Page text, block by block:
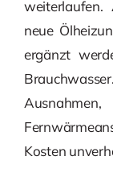
weiterlaufen.
neue
ergänzt
Kosten